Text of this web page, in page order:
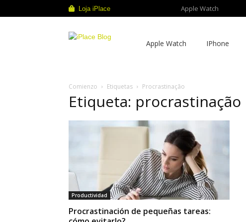
Loja iPlace Apple Watch
Apple Watch IPhone
Comienzo Etiquetas Procrastinação
Etiqueta: procrastinação
Productividad
Procrastinación de pequeñas tareas: